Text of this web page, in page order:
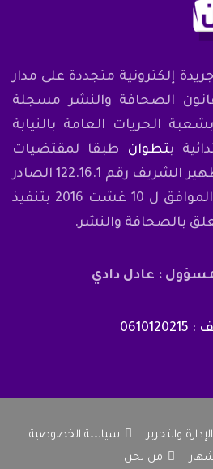
جريدة إلكترونية متجددة على مدار
الصحافة والنشر مسجلة
بشعبة الحريات العامة بالنيابة
بتطوان طبقا لمقتضيات
المادتين 16 و 21 من الظهير الشريف رقم 122.16.1 الصادر
في 6 ذي القعدة 1437 الموافق ل 10 غشت 2016 بتنفيذ
: عادل دادي
الإدارة والتحرير
سياسة الخصوصية
من نحن